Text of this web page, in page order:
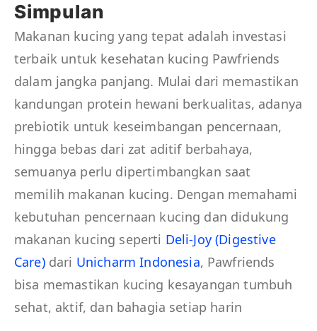
Simpulan
Makanan kucing yang tepat adalah investasi
terbaik untuk kesehatan kucing Pawfriends
dalam jangka panjang. Mulai dari memastikan
kandungan protein hewani berkualitas, adanya
prebiotik untuk keseimbangan pencernaan,
hingga bebas dari zat aditif berbahaya,
semuanya perlu dipertimbangkan saat
memilih makanan kucing. Dengan memahami
kebutuhan pencernaan kucing dan didukung
makanan kucing seperti Deli-Joy (Digestive
Care)dari Unicharm Indonesia, Pawfriends
bisa memastikan kucing kesayangan tumbuh
sehat, aktif, dan bahagia setiap harin